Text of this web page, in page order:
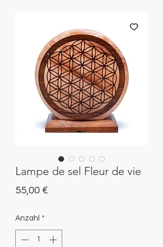
Lampe de sel Fleur de vie
55,00 €Preis
Anzahl *